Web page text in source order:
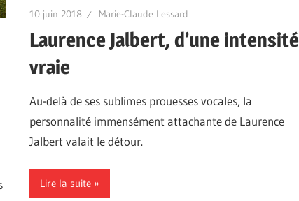
10 juin 2018 Marie-Claude Lessard
Laurence Jalbert, d’une intensité
vraie
Au-delà de ses sublimes prouesses vocales, la
personnalité immensément attachante de Laurence
Jalbert valait le détour.
Lire la suite